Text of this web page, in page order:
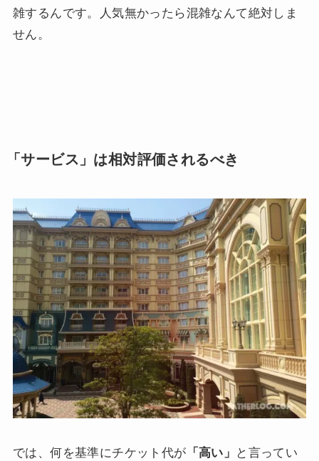
雑するんです。人気無かったら混雑なんて絶対しま
せん。
「サービス」は相対評価されるべき
では、何を基準にチケット代が 「高い」
と言ってい